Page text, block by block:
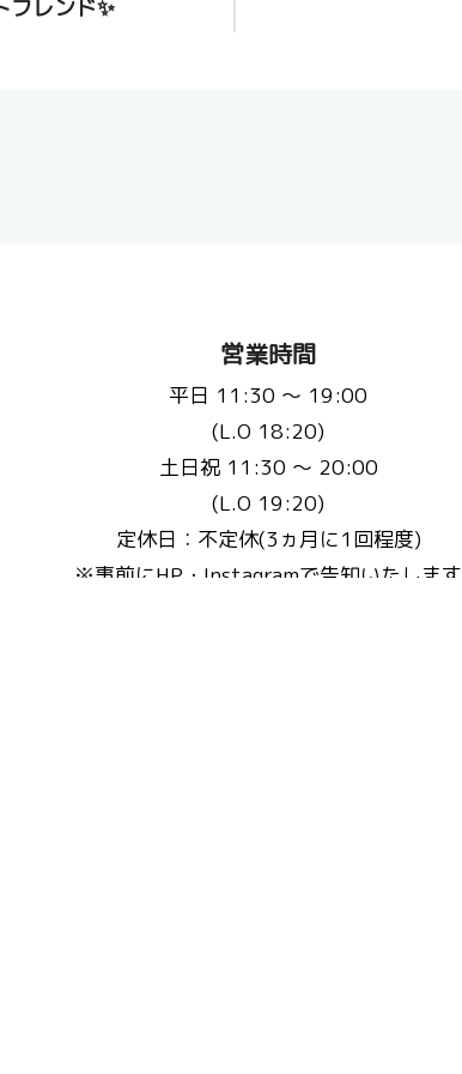
フレンド✨
営業時間
平日 11:30 〜 19:00
(L.O 18:20)
土日祝 11:30 〜 20:00
(L.O 19:20)
定休日：不定休(3ヵ月に1回程度)
※事前にHP・Instagramで告知いたします